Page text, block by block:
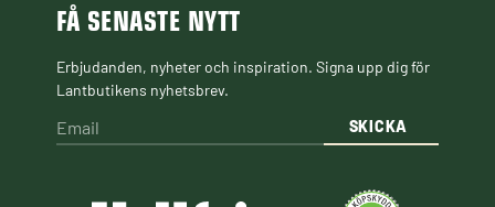
Guider & Artiklar
Black Week
Cookiepolicy
Om Lantbutiken
FÅ SENASTE NYTT
Erbjudanden, nyheter och inspiration. Signa upp dig för
Lantbutikens nyhetsbrev.
SKICKA